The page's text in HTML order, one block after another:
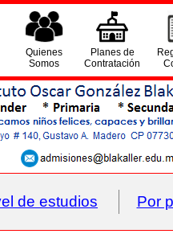
Quienes
Somos
Planes de
Contratación
de estudios Por